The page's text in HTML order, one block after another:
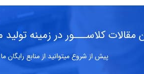
مقالات کلاســـور در زمینه
پیش از شروع میتوانید از منابع رایگان